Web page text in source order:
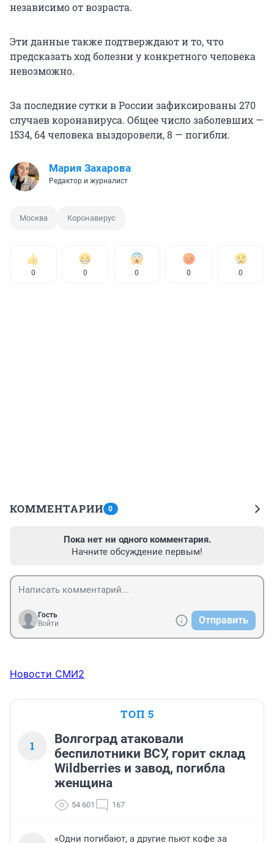
независимо от возраста.
Эти данные также подтверждают и то, что
предсказать ход болезни у конкретного человека
невозможно.
За последние сутки в России зафиксированы 270
случаев коронавируса. Общее число заболевших —
1534, 64 человека выздоровели, 8 — погибли.
Мария Захарова
Редактор и журналист
Москва Коронавирус
0 0 0 0 0
КОММЕНТАРИИ 0
Пока нет ни одного комментария.
Начните обсуждение первым!
Гость
Войти
Отправить
Новости СМИ2
ТОП 5
1
Волгоград атаковали
беспилотники ВСУ, горит склад
Wildberries и завод, погибла
женщина
54 601 167
«Одни погибают, а другие пьют кофе за